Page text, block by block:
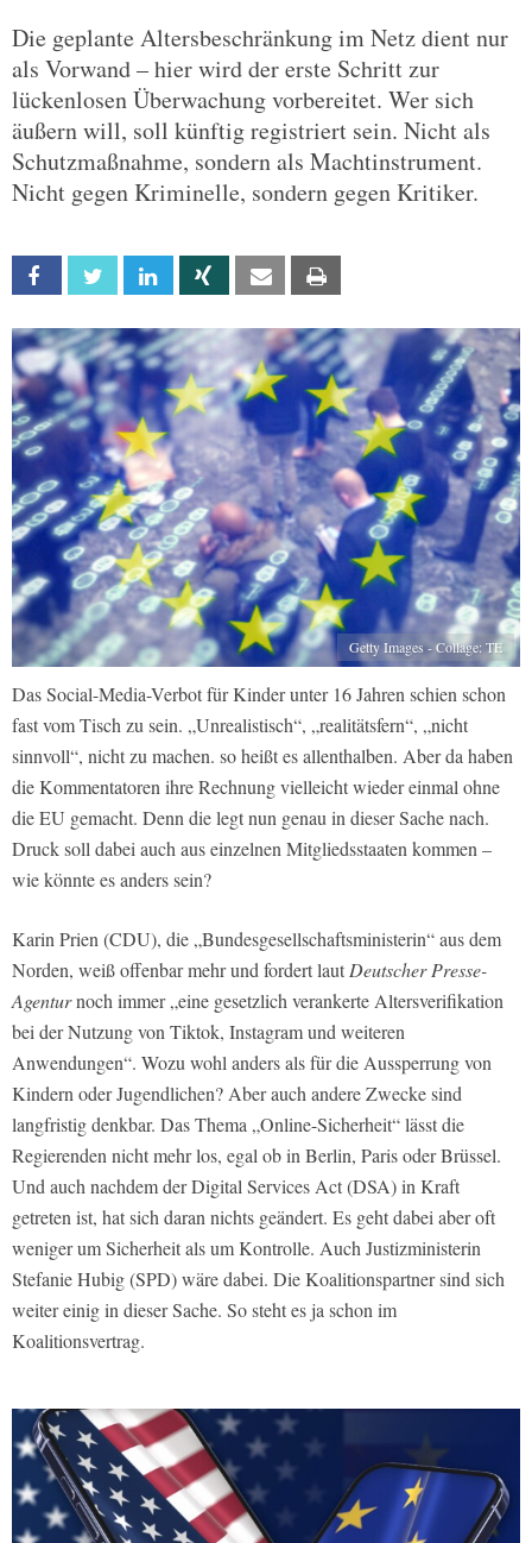
Die geplante Altersbeschränkung im Netz dient nur
als Vorwand – hier wird der erste Schritt zur
lückenlosen Überwachung vorbereitet. Wer sich
äußern will, soll künftig registriert sein. Nicht als
Schutzmaßnahme, sondern als Machtinstrument.
Nicht gegen Kriminelle, sondern gegen Kritiker.
Facebook Twitter Linkedin Xing Email
Getty Images - Collage: TE
Das Social-Media-Verbot für Kinder unter 16 Jahren schien schon
fast vom Tisch zu sein. „Unrealistisch“, „realitätsfern“, „nicht
sinnvoll“, nicht zu machen. so heißt es allenthalben. Aber da haben
die Kommentatoren ihre Rechnung vielleicht wieder einmal ohne
die EU gemacht. Denn die legt nun genau in dieser Sache nach.
Druck soll dabei auch aus einzelnen Mitgliedsstaaten kommen –
wie könnte es anders sein?
Karin Prien (CDU), die „Bundesgesellschaftsministerin“ aus dem
Norden, weiß offenbar mehr und fordert lautDeutscher Presse-
Agenturnoch immer „eine gesetzlich verankerte Altersverifikation
bei der Nutzung von Tiktok, Instagram und weiteren
Anwendungen“. Wozu wohl anders als für die Aussperrung von
Kindern oder Jugendlichen? Aber auch andere Zwecke sind
langfristig denkbar. Das Thema „Online-Sicherheit“ lässt die
Regierenden nicht mehr los, egal ob in Berlin, Paris oder Brüssel.
Und auch nachdem der Digital Services Act (DSA) in Kraft
getreten ist, hat sich daran nichts geändert. Es geht dabei aber oft
weniger um Sicherheit als um Kontrolle. Auch Justizministerin
Stefanie Hubig (SPD) wäre dabei. Die Koalitionspartner sind sich
weiter einig in dieser Sache. So steht es ja schon im
Koalitionsvertrag.